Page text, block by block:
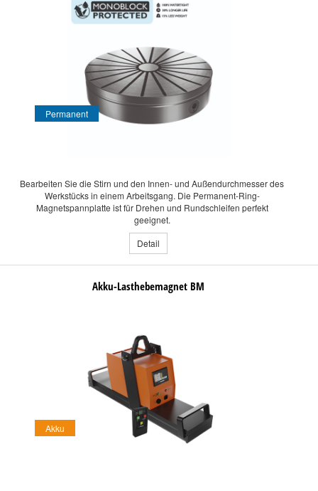
Permanent
Bearbeiten Sie die Stirn und den Innen- und Außendurchmesser des
Werkstücks in einem Arbeitsgang. Die Permanent-Ring-
Magnetspannplatte ist für Drehen und Rundschleifen perfekt
geeignet.
Detail
Akku-Lasthebemagnet BM
Akku